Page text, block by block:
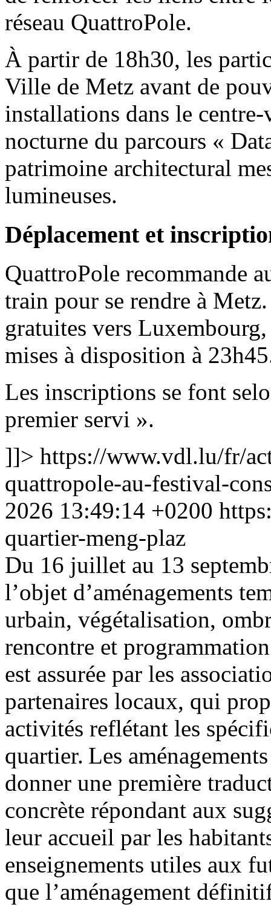
réseau QuattroPole.
À partir de 18h30, les
Ville de Metz avant de
installations dans le
nocturne du parcours «
patrimoine architectural
lumineuses.
Déplacement et
QuattroPole recommande
train pour se rendre à
gratuites vers
mises à disposition à
Les inscriptions se font
premier servi ».
]]> https://www.vdl.lu/fr/
quattropole-au-festival-
2026 13:49:14 +0200
quartier-meng-plaz
Du 16 juillet au 13
l’objet d’aménagements
urbain, végétalisation,
rencontre et
est assurée par les
partenaires locaux, qui
activités reflétant les
quartier. Les
donner une première
concrète répondant aux
leur accueil par les
enseignements utiles aux
que l’aménagement